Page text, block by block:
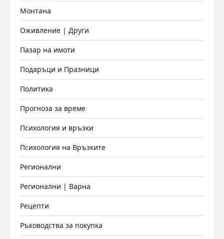
Монтана
Оживление | Други
Пазар на имоти
Подаръци и Празници
Политика
Прогноза за време
Психология и връзки
Психология на Връзките
Регионални
Регионални | Варна
Рецепти
Ръководства за покупка